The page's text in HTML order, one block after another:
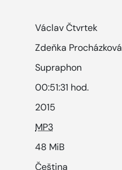
Václav Čtvrtek
Zdeňka Procházková
Supraphon
00:51:31 hod.
2015
MP3
48 MiB
Čeština